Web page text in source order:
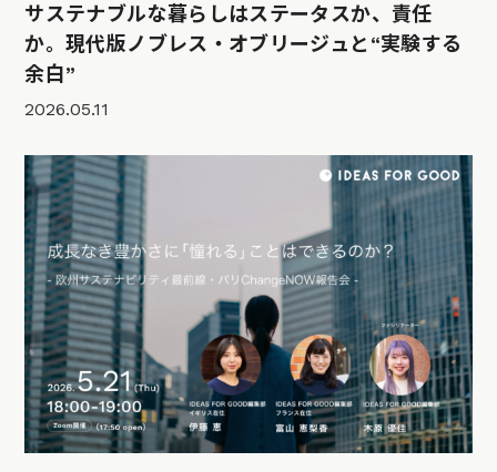
サステナブルな暮らしはステータスか、責任
か。現代版ノブレス・オブリージュと“実験する
余白”
2026.05.11